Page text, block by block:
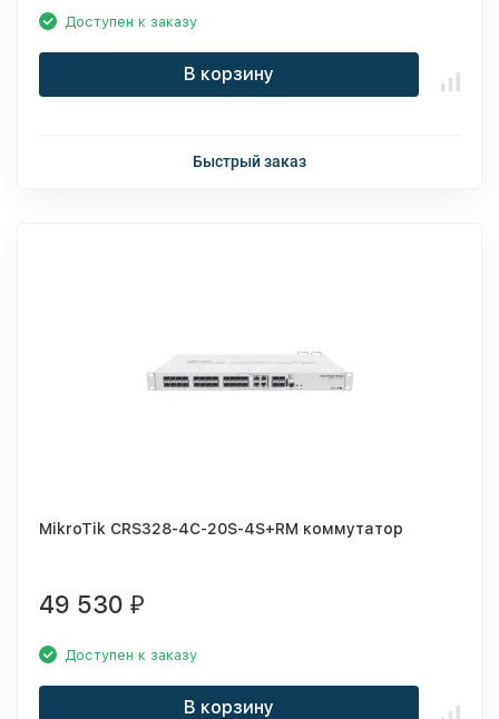
Доступен к заказу
В корзину
Быстрый заказ
MikroTik CRS328-4C-20S-4S+RM коммутатор
49 530 ₽
Доступен к заказу
В корзину